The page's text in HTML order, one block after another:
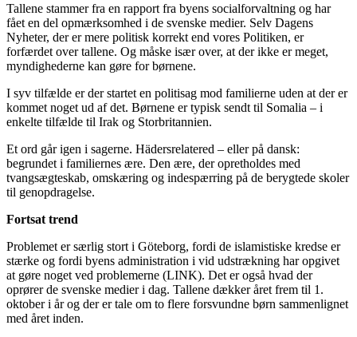
Tallene stammer fra en rapport fra byens socialforvaltning og har
fået en del opmærksomhed i de svenske medier. Selv Dagens
Nyheter, der er mere politisk korrekt end vores Politiken, er
forfærdet over tallene. Og måske især over, at der ikke er meget,
myndighederne kan gøre for børnene.
I syv tilfælde er der startet en politisag mod familierne uden at der er
kommet noget ud af det. Børnene er typisk sendt til Somalia – i
enkelte tilfælde til Irak og Storbritannien.
Et ord går igen i sagerne. Hädersrelatered – eller på dansk:
begrundet i familiernes ære. Den ære, der opretholdes med
tvangsægteskab, omskæring og indespærring på de berygtede skoler
til genopdragelse.
Fortsat trend
Problemet er særlig stort i Göteborg, fordi de islamistiske kredse er
stærke og fordi byens administration i vid udstrækning har opgivet
at gøre noget ved problemerne (LINK). Det er også hvad der
oprører de svenske medier i dag. Tallene dækker året frem til 1.
oktober i år og der er tale om to flere forsvundne børn sammenlignet
med året inden.